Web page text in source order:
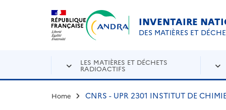
Aller au contenu principal
INVENTAIRE
DES MATIÈRES ET
LES MATIÈRES ET DÉCHETS
RADIOACTIFS
Home CNRS - UPR 2301 INSTITUT DE